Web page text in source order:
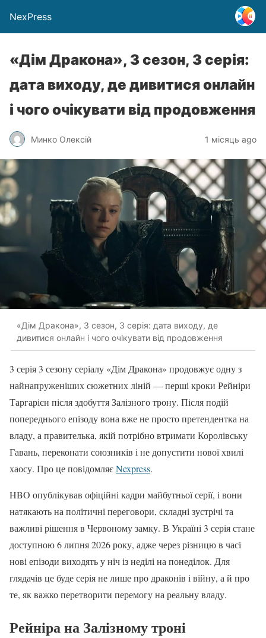
NexPress
«Дім Дракона», 3 сезон, 3 серія:
дата виходу, де дивитися онлайн
і чого очікувати від продовження
Минко Олексій 1 місяць ago
«Дім Дракона», 3 сезон, 3 серія: дата виходу, де
дивитися онлайн і чого очікувати від продовження
3 серія 3 сезону серіалу «Дім Дракона» продовжує одну з
найнапруженіших сюжетних ліній — перші кроки Рейніри
Таргарієн після здобуття Залізного трону. Після подій
попереднього епізоду вона вже не просто претендентка на
владу, а правителька, якій потрібно втримати Королівську
Гавань, переконати союзників і не допустити нової хвилі
хаосу. Про це повідомляєNexpress.
HBO опублікував офіційні кадри майбутньої серії, і вони
натякають на політичні переговори, складні зустрічі та
важливі рішення в Червоному замку. В Україні 3 серія стане
доступною 6 липня 2026 року, адже через різницю в часі
нові епізоди виходять у ніч із неділі на понеділок. Для
глядачів це буде серія не лише про драконів і війну, а й про
те, як важко перетворити перемогу на реальну владу.
Рейніра на Залізному троні